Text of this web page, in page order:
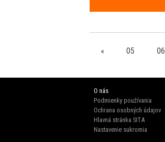
« 05 06
O nás
Podmienky používania
Ochrana osobných údajov
Hlavná stránka SITA
Nastavenie sukromia